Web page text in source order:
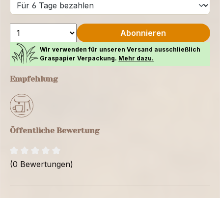
Abonnieren
Wir verwenden für unseren Versand ausschließlich
Graspapier Verpackung. Mehr dazu.
Empfehlung
Öffentliche Bewertung
(0 Bewertungen)